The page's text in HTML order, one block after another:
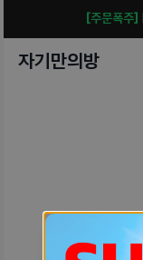
[주문폭주]
자기만의방